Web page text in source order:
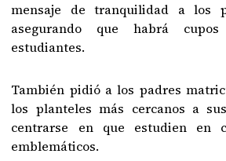
mensaje de tranquilidad a los
asegurando que habrá
estudiantes.
También pidió a los padres
los planteles más cercanos a
centrarse en que estudien en
emblemáticos.